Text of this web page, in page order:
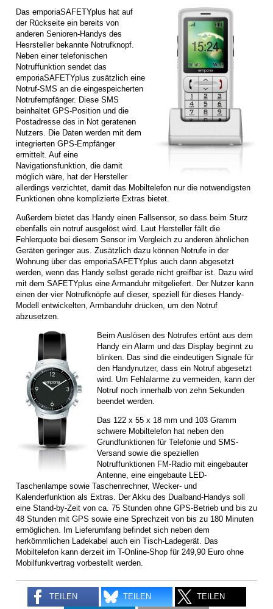
Das emporiaSAFETYplus hat auf
der Rückseite ein bereits von
anderen Senioren-Handys des
Hesrsteller bekannte Notrufknopf.
Neben einer telefonischen
Notruffunktion sendet das
emporiaSAFETYplus zusätzlich eine
Notruf-SMS an die eingespeicherten
Notrufempfänger. Diese SMS
beinhaltet GPS-Position und die
Postadresse des in Not geratenen
Nutzers. Die Daten werden mit dem
integrierten GPS-Empfänger
ermittelt. Auf eine
Navigationsfunktion, die damit
möglich wäre, hat der Hersteller
allerdings verzichtet, damit das Mobiltelefon nur die notwendigsten
Funktionen ohne komplizierte Extras bietet.
Außerdem bietet das Handy einen Fallsensor, so dass beim Sturz
ebenfalls ein notruf ausgelöst wird. Laut Hersteller fällt die
Fehlerquote bei diesem Sensor im Vergleich zu anderen ähnlichen
Geräten geringer aus. Zusätzlich dazu können Notrufe in der
Wohnung über das emporiaSAFETYplus auch dann abgesetzt
werden, wenn das Handy selbst gerade nicht greifbar ist. Dazu wird
mit dem SAFETYplus eine Armanduhr mitgeliefert. Der Nutzer kann
einen der vier Notrufknöpfe auf dieser, speziell für dieses Handy-
Modell entwickelten, Armbanduhr drücken, um den Notruf
abzusetzen.
Beim Auslösen des Notrufes ertönt aus dem
Handy ein Alarm und das Display beginnt zu
blinken. Das sind die eindeutigen Signale für
den Handynutzer, dass ein Notruf abgesetzt
wird. Um Fehlalarme zu vermeiden, kann der
Notruf noch innerhalb von zehn Sekunden
beendet werden.
Das 122 x 55 x 18 mm und 103 Gramm
schwere Mobiltelefon hat neben den
Grundfunktionen für Telefonie und SMS-
Versand sowie die speziellen
Notruffunktionen FM-Radio mit eingebauter
Antenne, eine eingebaute LED-
Taschenlampe sowie Taschenrechner, Wecker- und
Kalenderfunktion als Extras. Der Akku des Dualband-Handys soll
eine Stand-by-Zeit von ca. 75 Stunden ohne GPS-Betrieb und bis zu
48 Stunden mit GPS sowie eine Sprechzeit von bis zu 180 Minuten
ermöglichen. Im Lieferumfang befindet sich neben dem
herkömmlichen Ladekabel auch ein Tisch-Ladegerät. Das
Mobiltelefon kann derzeit im T-Online-Shop für 249,90 Euro ohne
Mobilfunkvertrag vorbestellt werden.
TEILEN TEILEN TEILEN